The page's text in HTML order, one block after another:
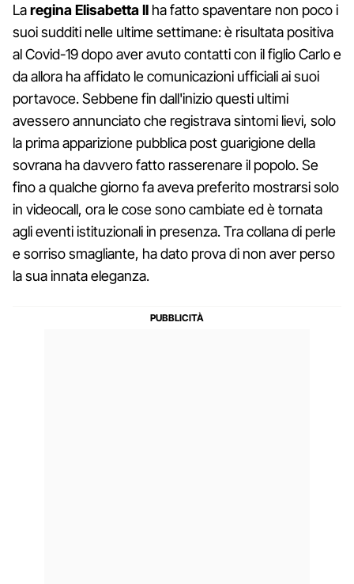
Laregina Elisabetta II ha fatto spaventare non poco i
suoi sudditi nelle ultime settimane: è risultata positiva
al Covid-19 dopo aver avuto contatti con il figlio Carlo e
da allora ha affidato le comunicazioni ufficiali ai suoi
portavoce. Sebbene fin dall'inizio questi ultimi
avessero annunciato che registrava sintomi lievi, solo
la prima apparizione pubblica post guarigione della
sovrana ha davvero fatto rasserenare il popolo. Se
fino a qualche giorno fa aveva preferito mostrarsi solo
in videocall, ora le cose sono cambiate ed è tornata
agli eventi istituzionali in presenza. Tra collana di perle
e sorriso smagliante, ha dato prova di non aver perso
la sua innata eleganza.